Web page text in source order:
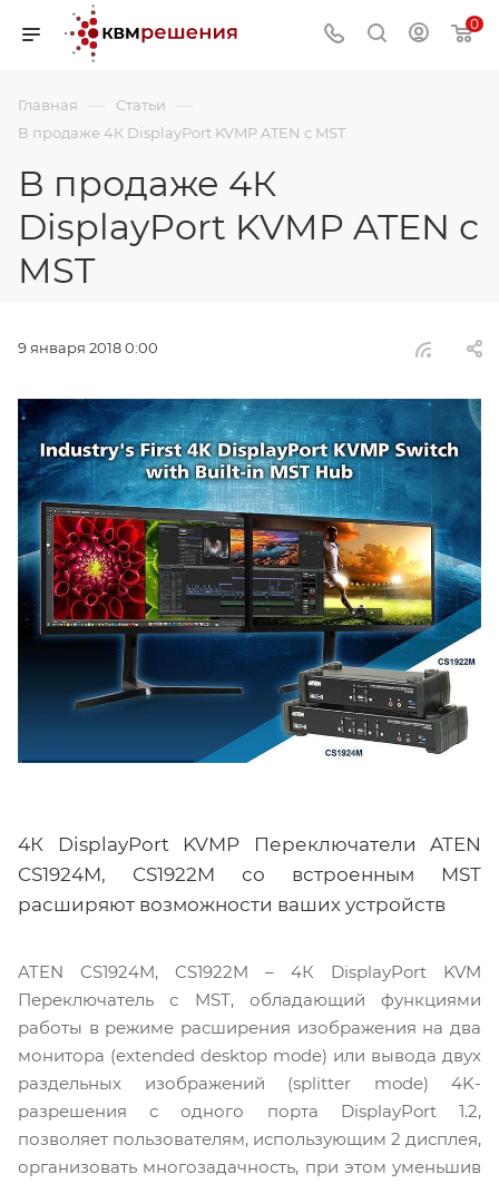
0
Главная — Статьи —
В продаже 4К DisplayPort KVMP ATEN с MST
В продаже 4К
DisplayPort KVMP ATEN с
MST
9 января 2018 0:00
4К DisplayPort KVMP Переключатели ATEN
CS1924M, CS1922M со встроенным MST
расширяют возможности ваших устройств
ATEN CS1924M, CS1922M – 4К DisplayPort KVM
Переключатель с MST, обладающий функциями
работы в режиме расширения изображения на два
монитора (extended desktop mode) или вывода двух
раздельных изображений (splitter mode) 4K-
разрешения с одного порта DisplayPort 1.2,
позволяет пользователям, использующим 2 дисплея,
организовать многозадачность, при этом уменьшив